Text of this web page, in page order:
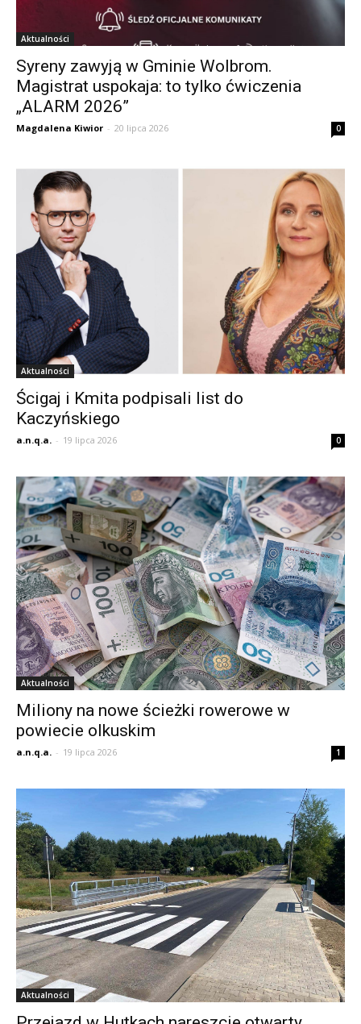
Aktualności
Syreny zawyją w Gminie Wolbrom.
Magistrat uspokaja: to tylko ćwiczenia
„ALARM 2026”
Magdalena Kiwior - 20 lipca 2026 0
Aktualności
Ścigaj i Kmita podpisali list do
Kaczyńskiego
a.n.q.a. - 19 lipca 2026 0
Aktualności
Miliony na nowe ścieżki rowerowe w
powiecie olkuskim
a.n.q.a. - 19 lipca 2026 1
Aktualności